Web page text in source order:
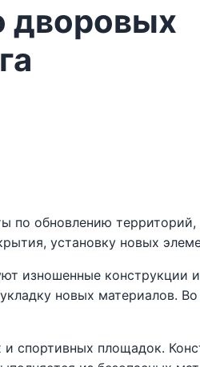
дворовых
по обновлению
установку новых
изношенные конструкции
новых материалов.
спортивных площадок.